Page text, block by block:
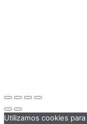
Utilizamos cookies